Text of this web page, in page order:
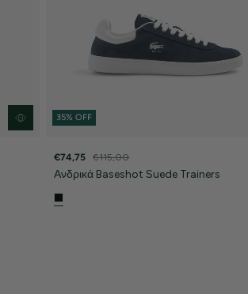
35% OFF
€74,75 €115,00
Ανδρικά Baseshot Suede Trainers